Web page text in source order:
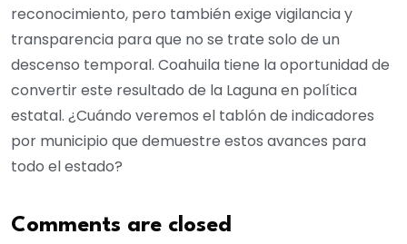
reconocimiento, pero también exige vigilancia y
transparencia para que no se trate solo de un
descenso temporal. Coahuila tiene la oportunidad de
convertir este resultado de la Laguna en política
estatal. ¿Cuándo veremos el tablón de indicadores
por municipio que demuestre estos avances para
todo el estado?
Comments are closed